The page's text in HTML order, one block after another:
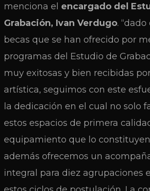
menciona el encargado del
Grabación, Ivan Verdugo.
becas que se han ofrecido por
programas del Estudio de
muy exitosas y bien recibidas
artística, seguimos con este
la dedicación en el cual no solo
estos espacios de primera
equipamiento que lo
además ofrecemos un
integral para diez agrupaciones